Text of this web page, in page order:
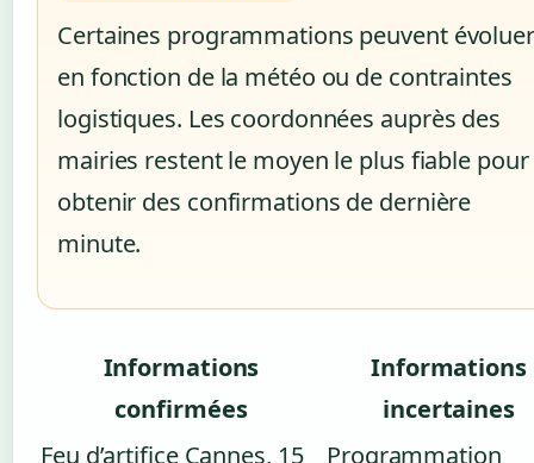
Certaines programmations peuvent évoluer
en fonction de la météo ou de contraintes
logistiques. Les coordonnées auprès des
mairies restent le moyen le plus fiable pour
obtenir des confirmations de dernière
minute.
Informations
confirmées
Informations
incertaines
Feu d’artifice Cannes, 15
Programmation